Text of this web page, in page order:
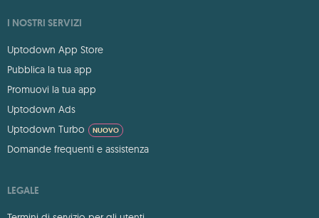
I NOSTRI SERVIZI
Uptodown App Store
Pubblica la tua app
Promuovi la tua app
Uptodown Ads
Uptodown Turbo
NUOVO
Domande frequenti e assistenza
LEGALE